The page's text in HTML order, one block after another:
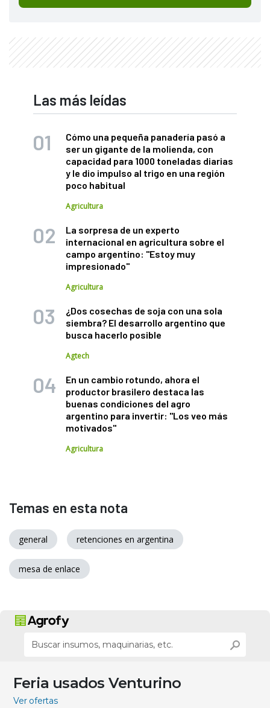
Las más leídas
Cómo una pequeña panadería pasó a
ser un gigante de la molienda, con
capacidad para 1000 toneladas diarias
y le dio impulso al trigo en una región
poco habitual
Agricultura
La sorpresa de un experto
internacional en agricultura sobre el
campo argentino: "Estoy muy
impresionado"
Agricultura
¿Dos cosechas de soja con una sola
siembra? El desarrollo argentino que
busca hacerlo posible
Agtech
En un cambio rotundo, ahora el
productor brasilero destaca las
buenas condiciones del agro
argentino para invertir: "Los veo más
motivados"
Agricultura
Temas en esta nota
general retenciones en argentina
mesa de enlace
Feria usados Venturino
Ver ofertas